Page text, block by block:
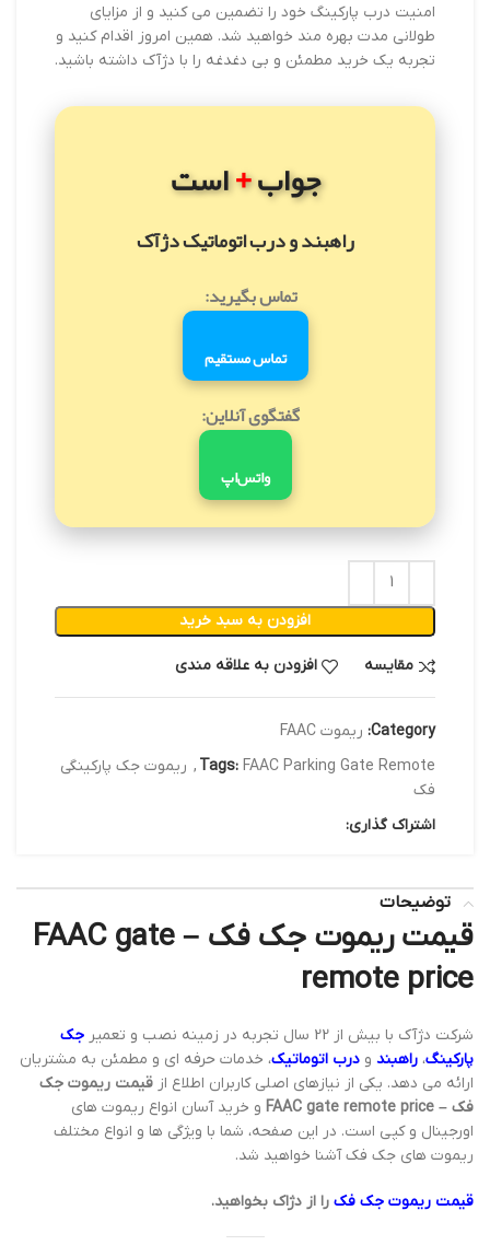
امنیت درب پارکینگ خود را تضمین می کنید و از مزایای
طولانی مدت بهره مند خواهید شد. همین امروز اقدام کنید و
تجربه یک خرید مطمئن و بی دغدغه را با دژآک داشته باشید.
جواب+است
راهبند و درب اتوماتیک دژآک
تماس بگیرید:
تماس مستقیم
گفتگوی آنلاین:
واتس‌اپ
افزودن به سبد خرید
مقایسه افزودن به علاقه مندی
Category: ریموت FAAC
Tags: FAAC Parking Gate Remote
, ریموت جک پارکینگی
فک
اشتراک گذاری:
توضیحات
قیمت ریموت جک فک – FAAC gate
remote price
شرکت دژآک با بیش از 22 سال تجربه در زمینه نصب و تعمیر
جک
پارکینگ، راهبند و درب اتوماتیک، خدمات حرفه ای و مطمئن به مشتریان
ارائه می دهد. یکی از نیازهای اصلی کاربران اطلاع از قیمت ریموت جک
فک – FAAC gate remote price
و خرید آسان انواع ریموت های
اورجینال و کپی است. در این صفحه، شما با ویژگی ها و انواع مختلف
ریموت های جک فک آشنا خواهید شد.
قیمت ریموت جک فک را از دژاک بخواهید.